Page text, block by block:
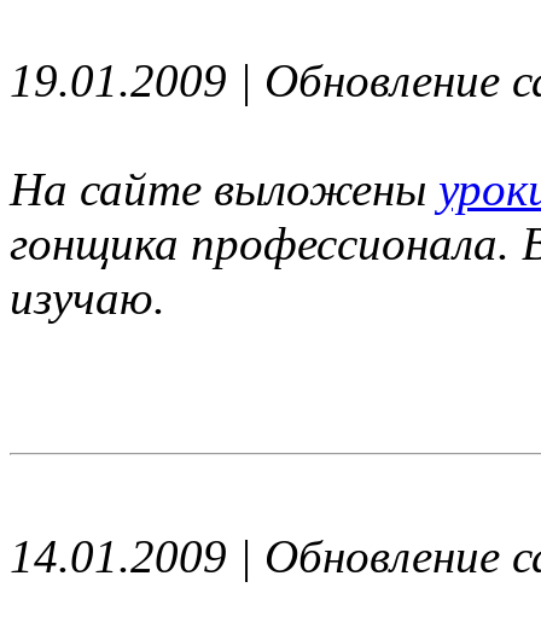
19.01.2009 | Обновление
На сайте выложены
гонщика
изучаю.
14.01.2009 | Обновление